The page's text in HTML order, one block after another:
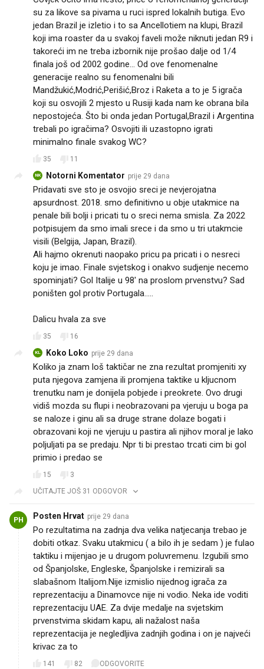
su za likove sa pivama u ruci ispred lokalnih butiga. Evo
jedan Brazil je izletio i to sa Ancellotiem na klupi, Brazil
koji ima roaster da u svakoj faveli može niknuti jedan R9 i
takoreći im ne treba izbornik nije prošao dalje od 1/4
finala još od 2002 godine... Od ove fenomenalne
generacije realno su fenomenalni bili
Mandžukić,Modrić,Perišić,Broz i Raketa a to je 5 igrača
koji su osvojili 2 mjesto u Rusiji kada nam ke obrana bila
nepostojeća. Što bi onda jedan Portugal,Brazil i Argentina
trebali po igračima? Osvojiti ili uzastopno igrati
minimalno finale svakog WC?
35 11
NK Notorni Komentator prije 29 dana
Pridavati sve sto je osvojio sreci je nevjerojatna
apsurdnost. 2018. smo definitivno u obje utakmice na
penale bili bolji i pricati tu o sreci nema smisla. Za 2022
potpisujem da smo imali srece i da smo u tri utakmcie
visili (Belgija, Japan, Brazil).
Ali hajmo okrenuti naopako pricu pa pricati i o nesreci
koju je imao. Finale svjetskog i onakvo sudjenje necemo
spominjati? Gol Italije u 98' na proslom prvenstvu? Sad
poništen gol protiv Portugala.....
Dalicu hvala za sve
35 16
KL Koko Loko prije 29 dana
Koliko ja znam loš taktičar ne zna rezultat promjeniti xy
puta njegova zamjena ili promjena taktike u kljucnom
trenutku nam je donijela pobjede i preokrete. Ovo drugi
vidiš mozda su flupi i neobrazovani pa vjeruju u boga pa
se naloze i ginu ali sa druge strane dolaze bogati i
obrazovani koji ne vjeruju u pastira ali njihov moral je lako
poljuljati pa se predaju. Npr ti bi prestao trcati cim bi gol
primio i predao se
15
3
UČITAJTE JOŠ 31 ODGOVOR
PH Posten Hrvat prije 29 dana
Po rezultatima na zadnja dva velika natjecanja trebao je
dobiti otkaz. Svaku utakmicu ( a bilo ih je sedam ) je fulao
taktiku i mijenjao je u drugom poluvremenu. Izgubili smo
od Španjolske, Engleske, Španjolske i remizirali sa
slabašnom Italijom.Nije izmislio nijednog igrača za
reprezentaciju a Dinamovce nije ni vodio. Neka ide voditi
reprezentaciju UAE. Za dvije medalje na svjetskim
prvenstvima skidam kapu, ali nažalost naša
reprezentacija je negledljiva zadnjih godina i on je najveći
krivac za to
141 82 ODGOVORITE